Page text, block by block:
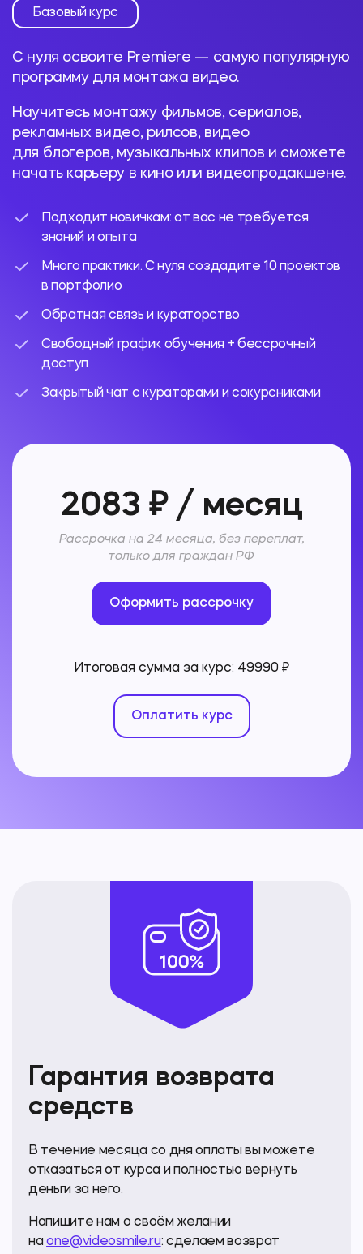
2083 ₽ / месяц
Рассрочка на 24 месяца, без переплат,
только для граждан РФ
Оформить рассрочку
Итоговая сумма за курс: 49990 ₽
Оплатить курс
Базовый курс
С нуля освоите Premiere — самую популярную
программу для монтажа видео.
Научитесь монтажу фильмов, сериалов,
рекламных видео, рилсов, видео
для блогеров, музыкальных клипов и сможете
начать карьеру в кино или видеопродакшене.
Подходит новичкам: от вас не требуется
знаний и опыта
Много практики. С нуля создадите 10 проектов
в портфолио
Обратная связь и кураторство
Свободный график обучения + бессрочный
доступ
Закрытый чат с кураторами и сокурсниками
Гарантия возврата
средств
В течение месяца со дня оплаты вы можете
отказаться от курса и полностью вернуть
деньги за него.
Напишите нам о своём желании
наone@videosmile.ru: сделаем возврат